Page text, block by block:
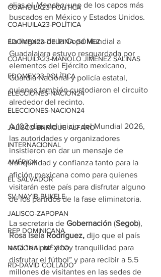
COAHUILA23-POLÍTICA
COAHUILA23-POLÍTICA
EDOMEX23-DELFINA GÓMEZ
COAHUILA23-MANOLO JIMÉNEZ SALINAS
EDOMEX23-POLÍTICA
ELECCIONES-NACION24
ELECCIONES-NACION24
JALISCO-ENRIQUE ALFARO
INTERNACIONAL
AMÉRICA
EL SALVADOR
SV-NAYIB BUKELE
JALISCO-ZAPOPAN
REP DOMINICANA
NACIONAL MÉXICO
RD-DAVID COLLADO
alias el Mencho, uno de los capos más
buscados en México y Estados Unidos.
La llegada de la Copa Mundial a
Guadalajara estuvo resguardada por
elementos del Ejército mexicano,
Guardia Nacional y policía estatal,
quienes también custodiaron el circuito
alrededor del recinto.
A 103 días del inicio del Mundial 2026,
las autoridades y organizadores
insistieron en dar un mensaje de
tranquilidad y confianza tanto para la
afición mexicana como para quienes
visitarán este país para disfrutar alguno
de los partidos de la fase eliminatoria.
La secretaria de Gobernación (Segob),
Rosa Isela Rodríguez, dijo que el país
está “en paz y hay tranquilidad para
disfrutar el fútbol” y para recibir a 5.5
millones de visitantes en las sedes de